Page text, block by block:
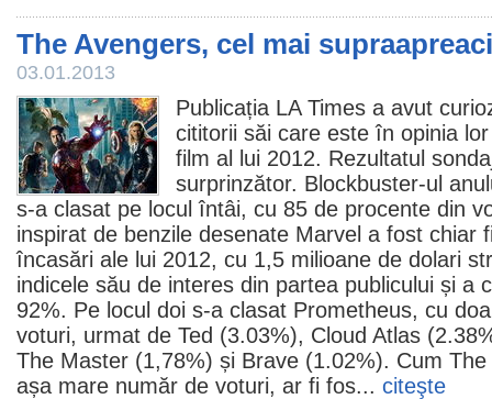
The Avengers, cel mai
03.01.2013
Publicația LA Times a avut
cititorii săi care este în opinia
film al lui 2012. Rezultatul
surprinzător. Blockbuster-ul
s-a clasat pe locul întâi, cu 85 de procente din
inspirat de benzile desenate Marvel a fost chiar
încasări ale lui 2012, cu 1,5 milioane de dolari
indicele său de interes din partea publicului și a
92%. Pe locul doi s-a clasat Prometheus, cu
voturi, urmat de Ted (3.03%), Cloud Atlas
The Master (1,78%) și Brave (1.02%). Cum
așa mare număr de voturi, ar fi fos... citeşte